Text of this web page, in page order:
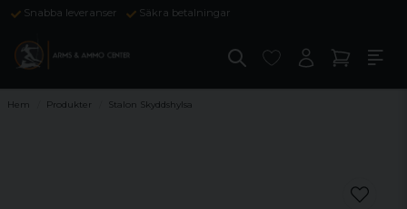
Snabba leveranser Säkra betalningar
Hem Produkter Stalon Skyddshylsa